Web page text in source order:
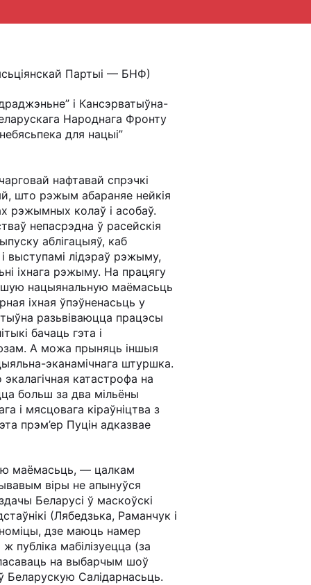
Партыі — БНФ)
і Кансэрватыўна-
Народнага Фронту
для нацыі”
нафтавай спрэчкі
што рэжым абараняе нейкія
рэжымных колаў і асобаў.
непасрэдна ў расейскія
аблігацыяў, каб
і выступамі лідэраў рэжыму,
іхнага рэжыму. На працягу
нацыянальную маёмасьць
іхная ўпэўненасьць у
разьвіваюцца працэсы
бачаць гэта і
А можа прыняць іншыя
эканамічнага штуршка.
катастрофа на
больш за два мільёны
і мясцовага кіраўніцтва з
прэм’ер Пуцін адказвае
маёмасьць, — цалкам
віры не апынуўся
Беларусі ў маскоўскі
(Лябедзька, Раманчук і
дзе маюць намер
публіка мабілізуецца (за
на выбарчым шоў
Беларускую Салідарнасьць.